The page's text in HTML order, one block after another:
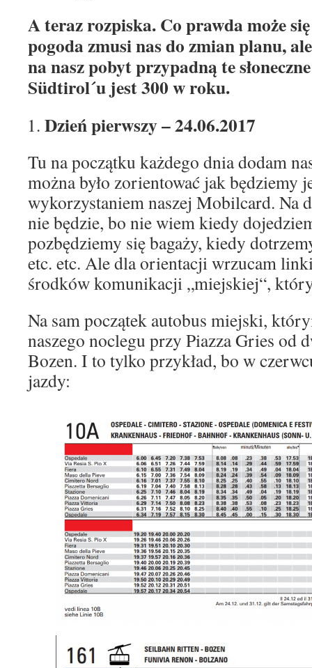
A teraz rozpiska. Co prawda może
pogoda zmusi nas do zmian planu,
na nasz pobyt przypadną te
Südtirol´u jest 300 w roku.
Dzień pierwszy – 24.06.2017
Tu na początku każdego dnia dodam
można było zorientować jak będziemy
wykorzystaniem naszej Mobilcard. Na
nie będzie, bo nie wiem kiedy
pozbędziemy się bagaży, kiedy
etc. etc. Ale dla orientacji wrzucam
środków komunikacji „miejskiej“,
Na sam początek autobus miejski,
naszego noclegu przy Piazza Gries od
Bozen. I to tylko przykład, bo w
jazdy: